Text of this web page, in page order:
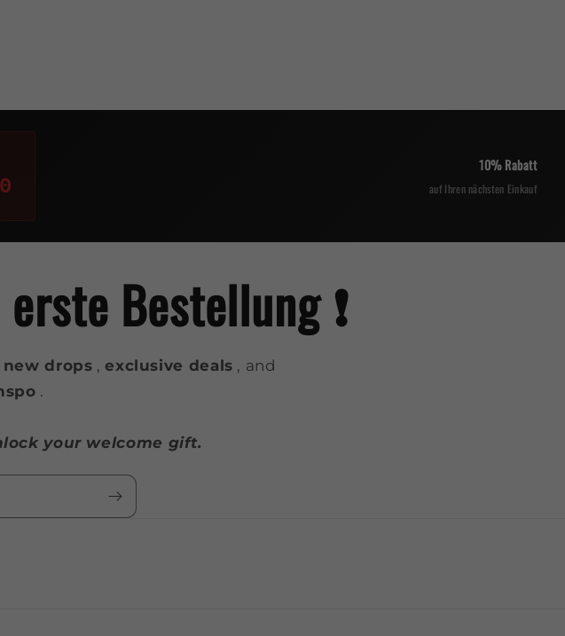
10% Rabatt
auf Ihren nächsten Einkauf
Bestellung ❗️
new drops ,exclusive deals , and
.
your welcome gift.